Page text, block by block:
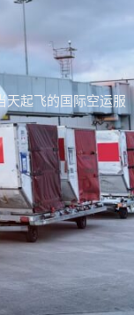
天起飞的国际空运服